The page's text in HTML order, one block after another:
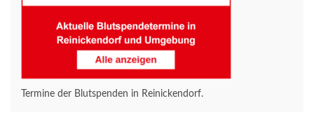
Termine der Blutspenden in Reinickendorf.